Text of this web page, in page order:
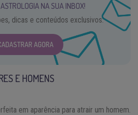
NA SUA INBOX!
dicas e conteúdos exclusivos.
AGORA
E HOMENS
em aparência para atrair um homem.